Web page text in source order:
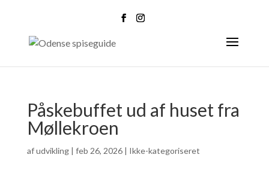
Påskebuffet ud af huset fra
Møllekroen
afudvikling| feb 26, 2026| Ikke-kategoriseret